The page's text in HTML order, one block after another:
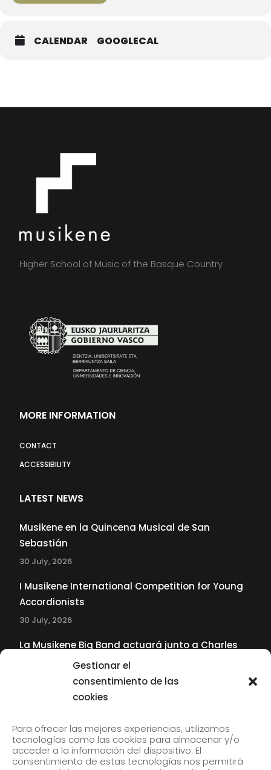
Gestionar el
consentimiento de las
cookies
Para ofrecer las mejores experiencias, utilizamos
tecnologías como las cookies para almacenar y/o
acceder a la información del dispositivo. El
consentimiento de estas tecnologías nos permitirá
CALENDAR GOOGLECAL
Higher School of Music of the Basque Country
MORE INFORMATION
CONTACT
ACCESSIBILITY
LATEST NEWS
Musikene en la Quincena Musical de San
Sebastián
30 July, 2026
I Musikene International Competition for Young
Accordionists
30 July, 2026
La Musikene Big Band actuará junto a Charles
Tolliver en el 61 Jazzaldia
Subscribe to our newsletter to receive our news by